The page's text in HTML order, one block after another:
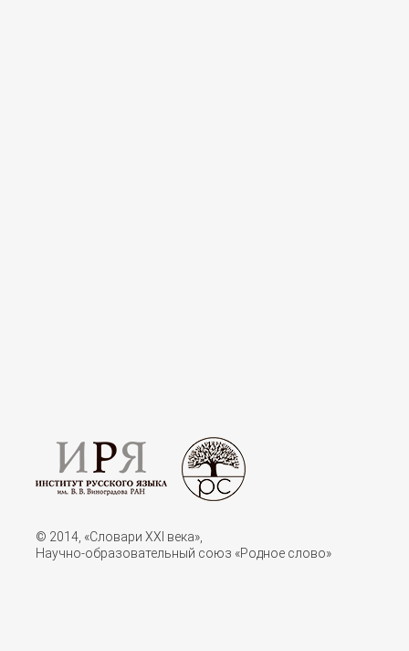
© 2014, «Словари XXI векa»,
Научно-образовательный союз «Родное слово»